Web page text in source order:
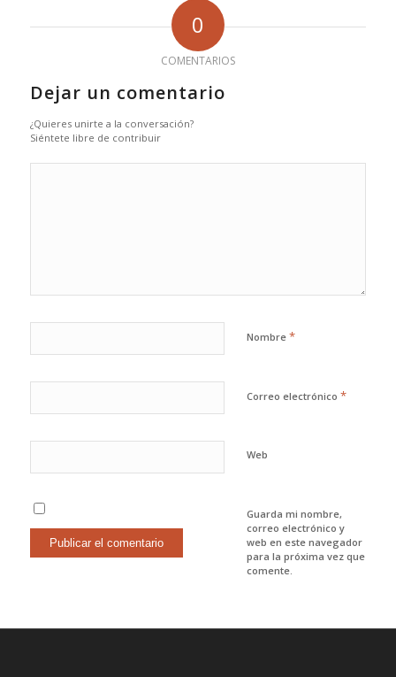
0
COMENTARIOS
Dejar un comentario
¿Quieres unirte a la conversación?
Siéntete libre de contribuir
Nombre *
Correo electrónico *
Web
Guarda mi nombre,
correo electrónico y
web en este navegador
para la próxima vez que
comente.